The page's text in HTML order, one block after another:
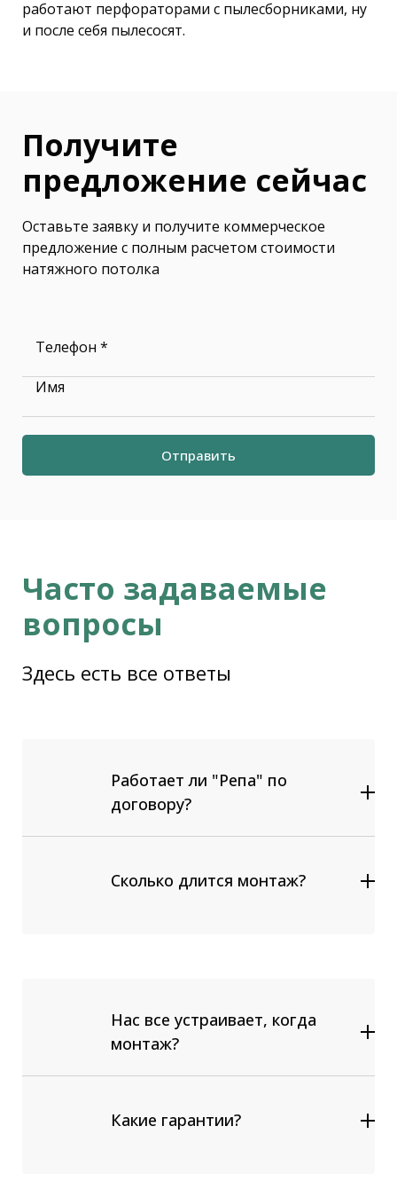
работают перфораторами с пылесборниками, ну
и после себя пылесосят.
Получите
предложение сейчас
Оставьте заявку и получите коммерческое
предложение с полным расчетом стоимости
натяжного потолка
Телефон *
Имя
Отправить
Часто задаваемые
вопросы
Здесь есть все ответы
Работает ли "Репа" по
договору?
Сколько длится монтаж?
Нас все устраивает, когда
монтаж?
Какие гарантии?